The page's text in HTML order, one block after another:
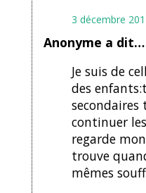
3 décembre
Anonyme a dit…
Je suis de
des
continuer
regarde
trouve
mêmes